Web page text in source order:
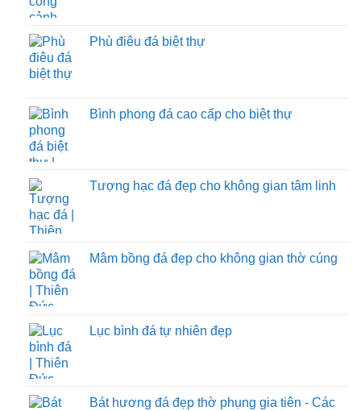
Phù điêu đá biệt thự
Bình phong đá cao cấp cho biệt thự
Tượng hạc đá đẹp cho không gian tâm linh
Mâm bồng đá đẹp cho không gian thờ cúng
Lục bình đá tự nhiên đẹp
Bát hương đá đẹp thờ phụng gia tiên - Các